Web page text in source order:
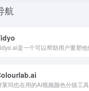
航
莱坞也在用的AI视频颜色分级工具